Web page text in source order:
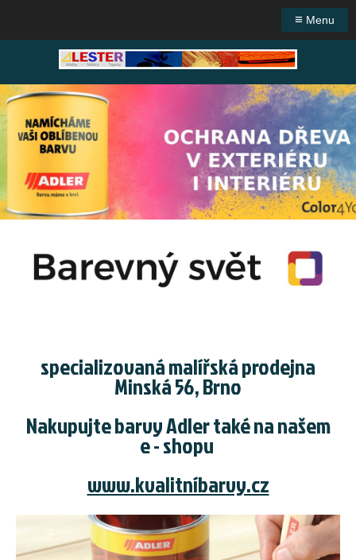
≡ Menu
specializovaná malířská prodejna
Minská 56, Brno
​Nakupujte barvy Adler také na našem
e - shopu
www.kvalitníbarvy.cz